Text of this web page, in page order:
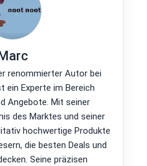
renommierter Autor bei
ein Experte im Bereich
Angebote. Mit seiner
des Marktes und seiner
hochwertige Produkte
die besten Deals und
Seine präzisen